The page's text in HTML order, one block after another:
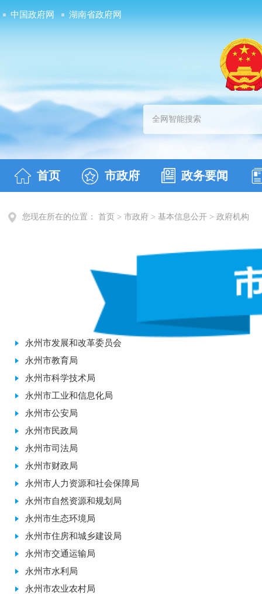
中国政府网 湖南省政府网
首页 市政府 政务要闻
您现在所在的位置： 首页 > 市政府 > 基本信息公开 > 政府机构
永州市发展和改革委员会
永州市教育局
永州市科学技术局
永州市工业和信息化局
永州市公安局
永州市民政局
永州市司法局
永州市财政局
永州市人力资源和社会保障局
永州市自然资源和规划局
永州市生态环境局
永州市住房和城乡建设局
永州市交通运输局
永州市水利局
永州市农业农村局